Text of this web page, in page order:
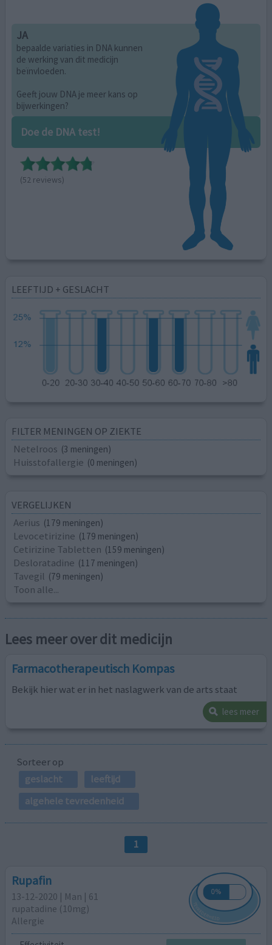
JA
bepaalde variaties in DNA kunnen
de werking van dit medicijn
beïnvloeden.
Geeft jouw DNA je meer kans op
bijwerkingen?
Doe de DNA test!
(52 reviews)
LEEFTIJD + GESLACHT
FILTER MENINGEN OP ZIEKTE
Netelroos (3 meningen)
Huisstofallergie (0 meningen)
VERGELIJKEN
Aerius (179 meningen)
Levocetirizine (179 meningen)
Cetirizine Tabletten (159 meningen)
Desloratadine (117 meningen)
Tavegil (79 meningen)
Toon alle...
Lees meer over dit medicijn
Farmacotherapeutisch Kompas
Bekijk hier wat er in het naslagwerk van de arts staat
lees meer
Sorteer op
geslacht
leeftijd
algehele tevredenheid
1
Rupafin
13-12-2020 | Man | 61
rupatadine (10mg)
Allergie